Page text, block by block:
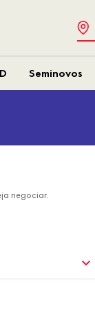
Seminovos
negociar.